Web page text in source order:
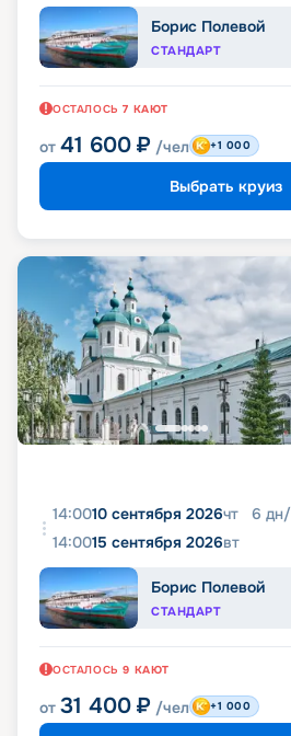
Борис Полевой
СТАНДАРТ
ОСТАЛОСЬ 7 КАЮТ
от 41 600 ₽ /чел +1 000
Выбрать круиз
14:0010 сентября 2026чт 6 дн/
14:0015 сентября 2026вт
Борис Полевой
СТАНДАРТ
ОСТАЛОСЬ 9 КАЮТ
от 31 400 ₽ /чел +1 000